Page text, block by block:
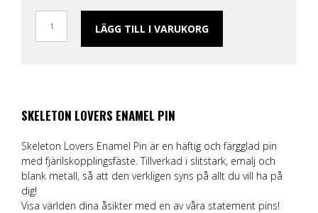
LÄGG TILL I VARUKORG
SKELETON LOVERS ENAMEL PIN
Skeleton Lovers Enamel Pin är en häftig och färgglad pin
med fjärilskopplingsfäste. Tillverkad i slitstark, emalj och
blank metall, så att den verkligen syns på allt du vill ha på
dig!
Visa världen dina åsikter med en av våra statement pins!